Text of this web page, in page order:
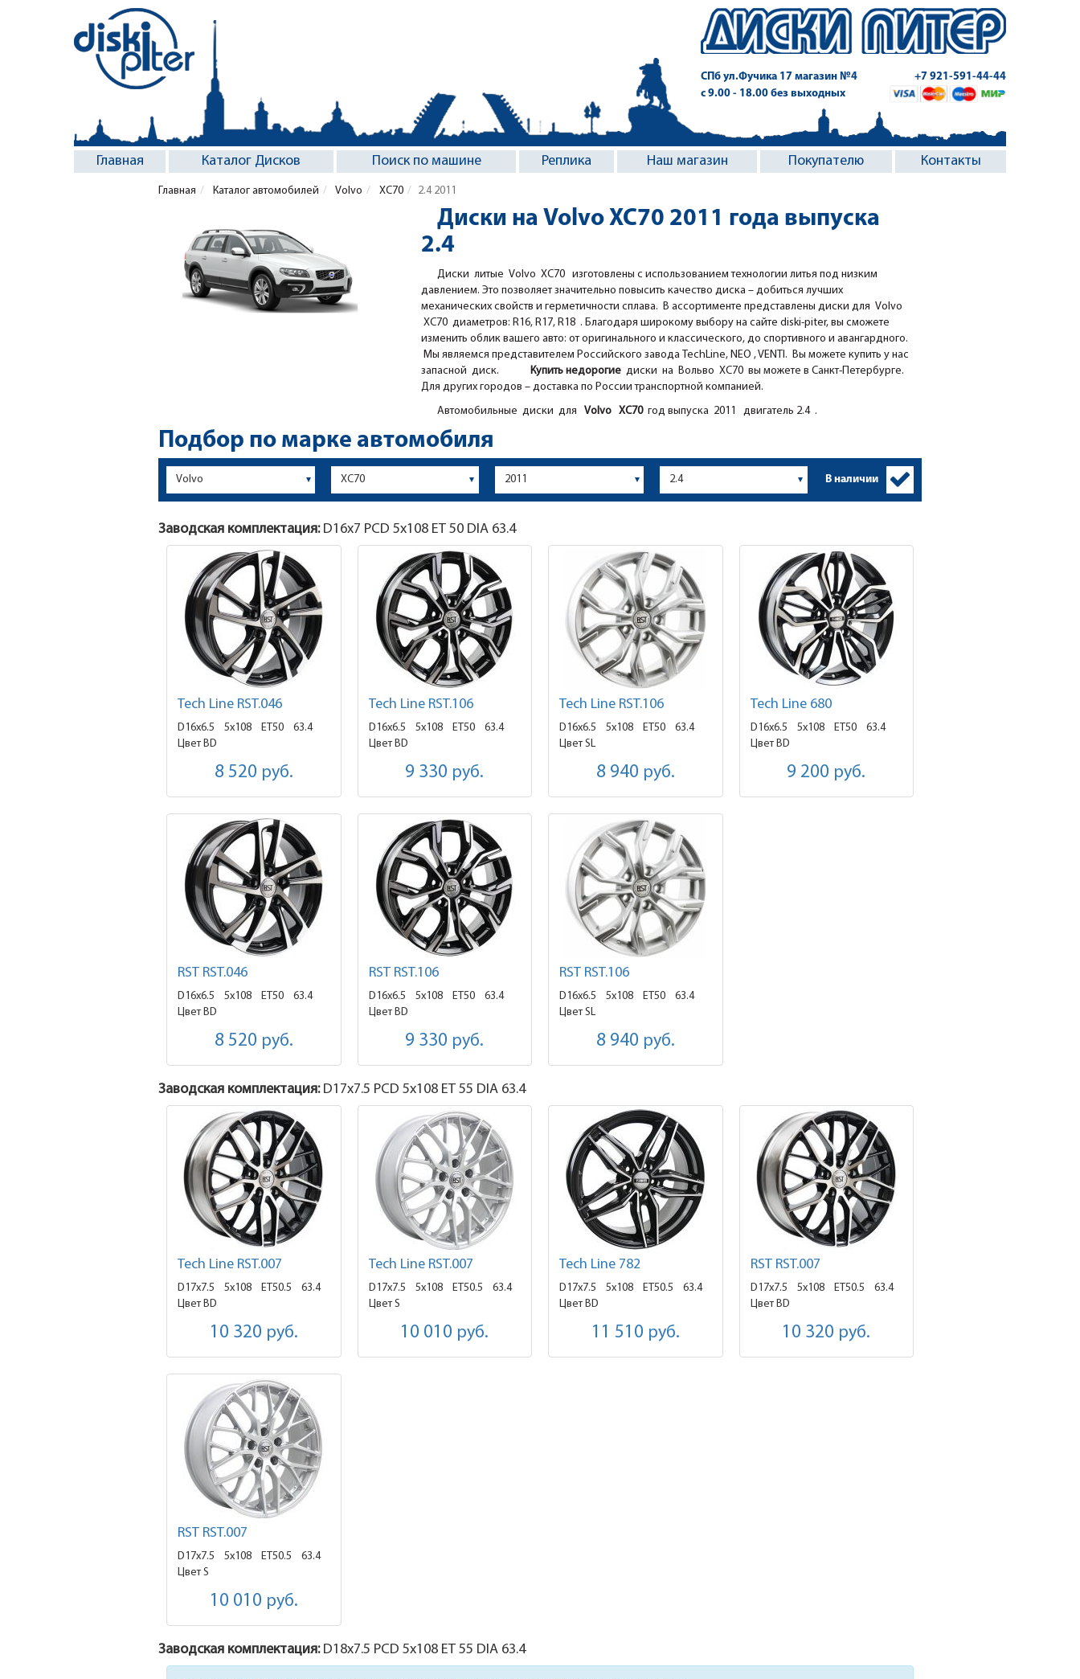
СПб ул.Фучика 17магазин №4
+7 921-591-44-44
с 9.00 - 18.00 без выходных
Главная Каталог Дисков Поиск по машине Реплика Наш магазин Покупателю Контакты
Главная Каталог автомобилей Volvo XC70 2.4 2011
Диски на Volvo XC70 2011 года выпуска
2.4
Диски литые Volvo XC70
изготовлены с использованием технологии литья под низким
давлением. Это позволяет значительно повысить качество диска – добиться лучших
механических свойств и герметичности сплава. В ассортименте представлены диски для Volvo
XC70 диаметров: R16, R17, R18 . Благодаря широкому выбору на сайте diski-piter, вы сможете
изменить облик вашего авто: от оригинального и классического, до спортивного и авангардного.
Мы являемся представителем Российского завода TechLine, NEO , VENTI. Вы можете купить у нас
запасной диск. Купить недорогие диски на Вольво ХС70 вы можете в Санкт-Петербурге.
Для других городов – доставка по России транспортной компанией.
Автомобильные диски для
Volvo XC70год выпуска 2011 двигатель 2.4 .
Подбор по марке автомобиля
В наличии
Заводская комплектация: D16x7 PCD 5x108 ET 50 DIA 63.4
Tech Line RST.046
D16x6.5 5x108 ET50
63.4
Цвет BD
8 520 руб.
Tech Line RST.106
D16x6.5 5x108 ET50
63.4
Цвет BD
9 330 руб.
Tech Line RST.106
D16x6.5 5x108 ET50
63.4
Цвет SL
8 940 руб.
Tech Line 680
D16x6.5 5x108 ET50
63.4
Цвет BD
9 200 руб.
RST RST.046
D16x6.5 5x108 ET50
63.4
Цвет BD
8 520 руб.
RST RST.106
D16x6.5 5x108 ET50
63.4
Цвет BD
9 330 руб.
RST RST.106
D16x6.5 5x108 ET50
63.4
Цвет SL
8 940 руб.
Заводская комплектация: D17x7.5 PCD 5x108 ET 55 DIA 63.4
Tech Line RST.007
D17x7.5 5x108 ET50.5
63.4
Цвет BD
10 320 руб.
Tech Line RST.007
D17x7.5 5x108 ET50.5
63.4
Цвет S
10 010 руб.
Tech Line 782
D17x7.5 5x108 ET50.5
63.4
Цвет BD
11 510 руб.
RST RST.007
D17x7.5 5x108 ET50.5
63.4
Цвет BD
10 320 руб.
RST RST.007
D17x7.5 5x108 ET50.5
63.4
Цвет S
10 010 руб.
Заводская комплектация: D18x7.5 PCD 5x108 ET 55 DIA 63.4